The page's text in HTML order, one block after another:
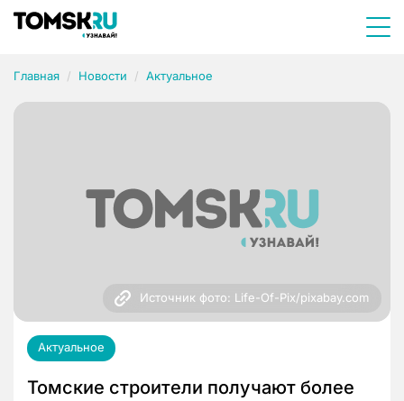
Главная Новости Актуальное
Источник фото: Life-Of-Pix/pixabay.com
Актуальное
Томские строители получают более